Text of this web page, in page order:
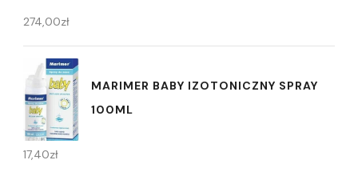
274,00zł
MARIMER BABY IZOTONICZNY SPRAY
100ML
17,40zł